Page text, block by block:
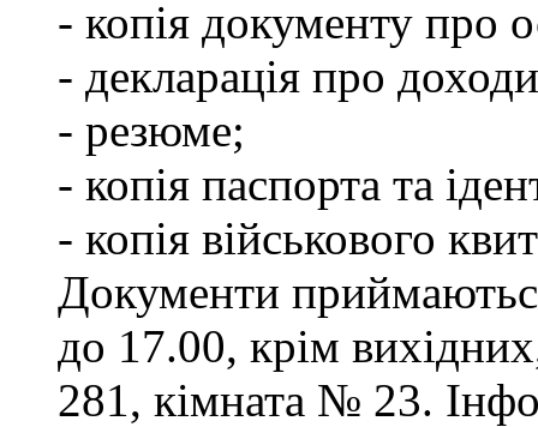
- копія документу про
- декларація про
- резюме;
- копія паспорта та
- копія військового
Документи
до 17.00, крім
281, кімната № 23.